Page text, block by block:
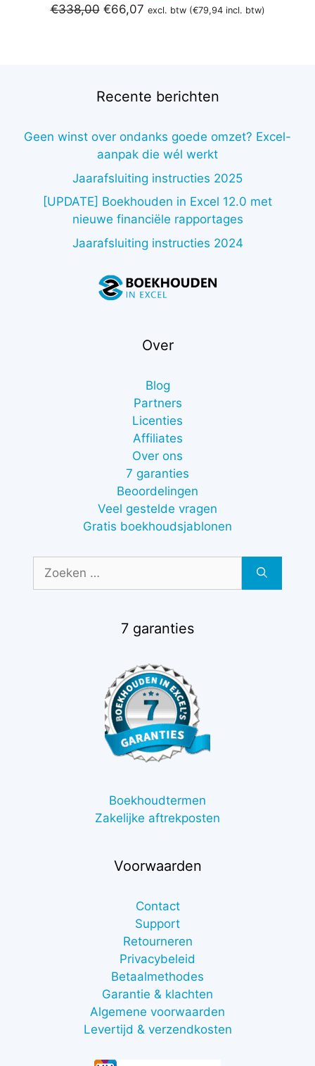
€338,00 Oorspronkelijke
€66,07Huidige
excl. btw (€79,94incl. btw)
Recente berichten
Geen winst over ondanks goede omzet? Excel-
aanpak die wél werkt
Jaarafsluiting instructies 2025
[UPDATE] Boekhouden in Excel 12.0 met
nieuwe financiële rapportages
Jaarafsluiting instructies 2024
Over
Blog
Partners
Licenties
Affiliates
Over ons
7 garanties
Beoordelingen
Veel gestelde vragen
Gratis boekhoudsjablonen
naar:
7 garanties
Boekhoudtermen
Zakelijke aftrekposten
Voorwaarden
Contact
Support
Retourneren
Privacybeleid
Betaalmethodes
Garantie & klachten
Algemene voorwaarden
Levertijd & verzendkosten